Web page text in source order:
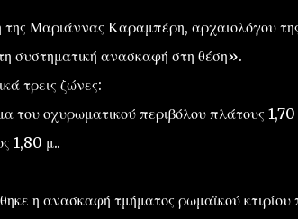
της Μαριάννας Καραμπέρη, αρχαιολόγου
συστηματική ανασκαφή στη θέση».
τρεις ζώνες:
του οχυρωματικού περιβόλου πλάτους 1,70
1,80 μ..
η ανασκαφή τμήματος ρωμαϊκού κτιρίου